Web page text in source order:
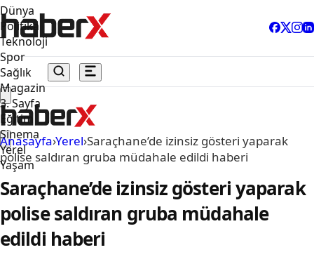
Dünya
Politika
Teknoloji
Spor
Sağlık
Magazin
3. Sayfa
Eğitim
Sinema
Yerel
Yaşam
Anasayfa›Yerel›Saraçhane’de izinsiz gösteri yaparak
polise saldıran gruba müdahale edildi haberi
Saraçhane’de izinsiz gösteri yaparak
polise saldıran gruba müdahale
edildi haberi